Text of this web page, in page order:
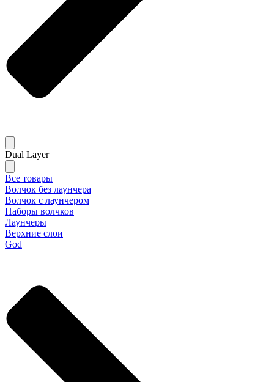
Dual Layer
Все товары
Волчок без лаунчера
Волчок с лаунчером
Наборы волчков
Лаунчеры
Верхние слои
God